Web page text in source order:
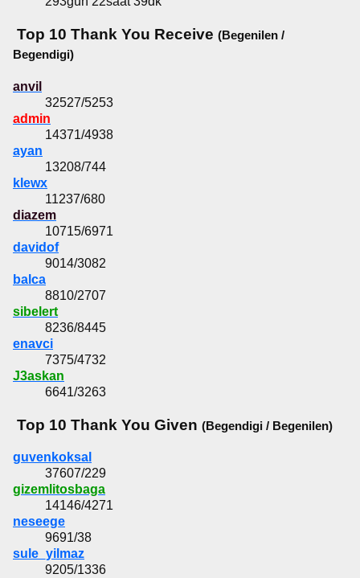
Top 10 Thank You Receive (Begenilen /
Begendigi)
anvil
32527/5253
admin
14371/4938
ayan
13208/744
klewx
11237/680
diazem
10715/6971
davidof
9014/3082
balca
8810/2707
sibelert
8236/8445
enavci
7375/4732
J3askan
6641/3263
Top 10 Thank You Given (Begendigi / Begenilen)
guvenkoksal
37607/229
gizemlitosbaga
14146/4271
neseege
9691/38
sule_yilmaz
9205/1336